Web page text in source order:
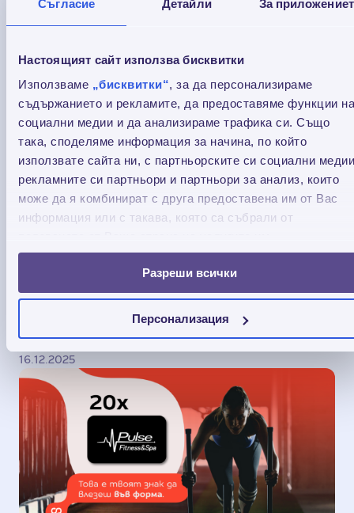
Съгласие Детайли За
Настоящият сайт използва бисквитки
Използваме „бисквитки“, за да персонализираме
съдържанието и рекламите, да предоставяме функции на
социални медии и да анализираме трафика си. Също
така, споделяме информация за начина, по който
използвате сайта ни, с партньорските си социални
рекламните си партньори и партньори за анализ, които
може да я комбинират с друга предоставена им от Вас
информация или с такава, която са събрали от
Разреши всички
Персонализация
Услугите на Credissimo вече са достъпни в
мрежата на Български пощи
Достъп до услугите на Кредисимо в мрежата
16.12.2025